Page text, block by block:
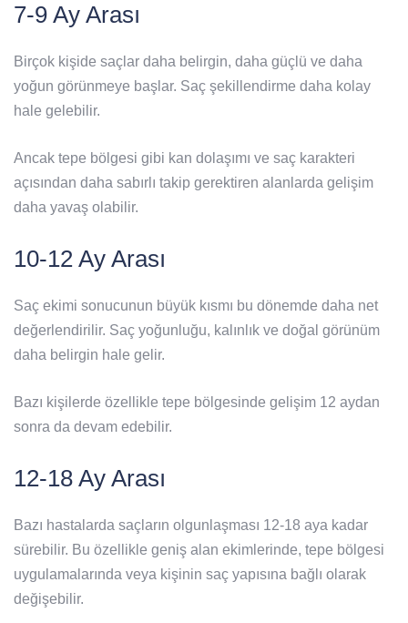
7-9 Ay Arası
Birçok kişide saçlar daha belirgin, daha güçlü ve daha
yoğun görünmeye başlar. Saç şekillendirme daha kolay
hale gelebilir.
Ancak tepe bölgesi gibi kan dolaşımı ve saç karakteri
açısından daha sabırlı takip gerektiren alanlarda gelişim
daha yavaş olabilir.
10-12 Ay Arası
Saç ekimi sonucunun büyük kısmı bu dönemde daha net
değerlendirilir. Saç yoğunluğu, kalınlık ve doğal görünüm
daha belirgin hale gelir.
Bazı kişilerde özellikle tepe bölgesinde gelişim 12 aydan
sonra da devam edebilir.
12-18 Ay Arası
Bazı hastalarda saçların olgunlaşması 12-18 aya kadar
sürebilir. Bu özellikle geniş alan ekimlerinde, tepe bölgesi
uygulamalarında veya kişinin saç yapısına bağlı olarak
değişebilir.